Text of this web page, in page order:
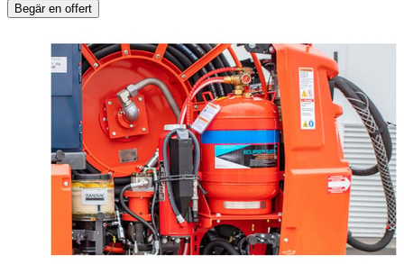
Begär en offert